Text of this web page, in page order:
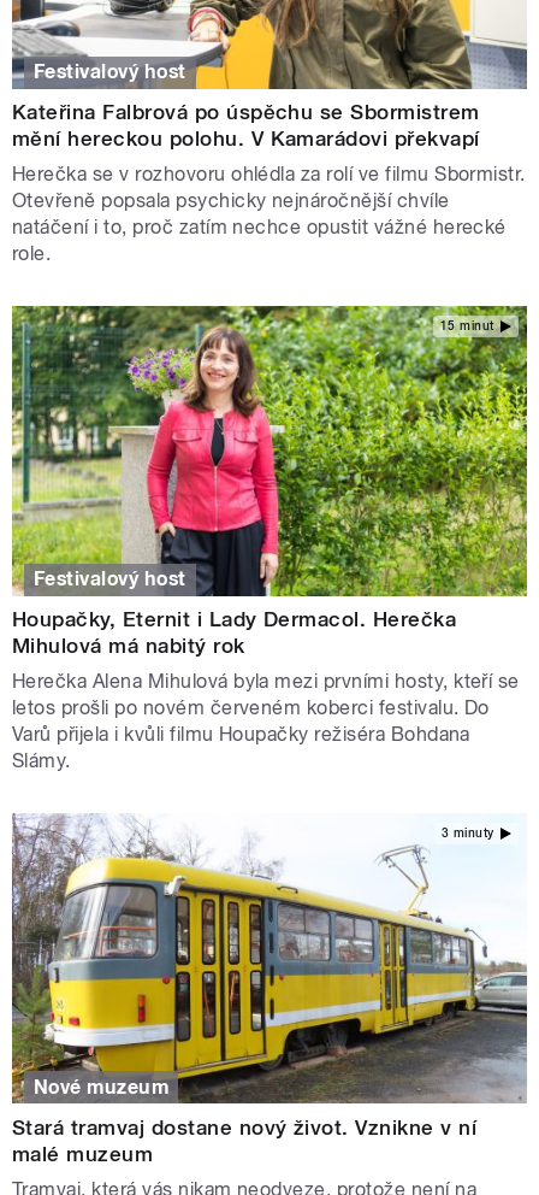
Festivalový host
Kateřina Falbrová po úspěchu se Sbormistrem
mění hereckou polohu. V Kamarádovi překvapí
Herečka se v rozhovoru ohlédla za rolí ve filmu Sbormistr.
Otevřeně popsala psychicky nejnáročnější chvíle
natáčení i to, proč zatím nechce opustit vážné herecké
role.
15 minut
Festivalový host
Houpačky, Eternit i Lady Dermacol. Herečka
Mihulová má nabitý rok
Herečka Alena Mihulová byla mezi prvními hosty, kteří se
letos prošli po novém červeném koberci festivalu. Do
Varů přijela i kvůli filmu Houpačky režiséra Bohdana
Slámy.
3 minuty
Nové muzeum
Stará tramvaj dostane nový život. Vznikne v ní
malé muzeum
Tramvaj, která vás nikam neodveze, protože není na